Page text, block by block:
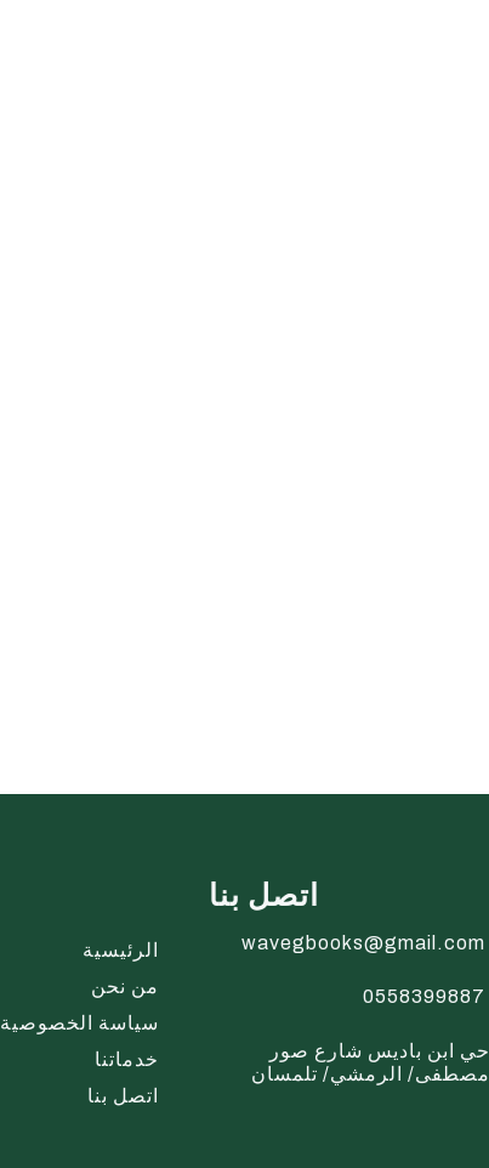
اتصل بنا
wavegbooks@gmail.com
0558399887
حي ابن باديس شارع صور
مصطفى/ الرمشي/ تلمسان
الرئيسية
من نحن
سياسة الخصوصية
خدماتنا
اتصل بنا